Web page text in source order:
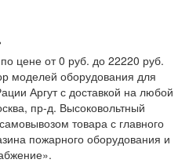
цене от 0 руб. до 22220 руб.
моделей оборудования для
Аргут с доставкой на любой
пр-д. Высоковольтный
товара с главного
пожарного оборудования и